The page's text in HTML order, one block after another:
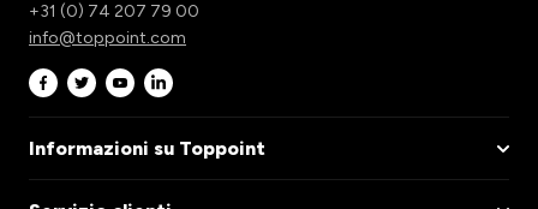
+31 (0) 74 207 79 00
info@toppoint.com
Informazioni su Toppoint